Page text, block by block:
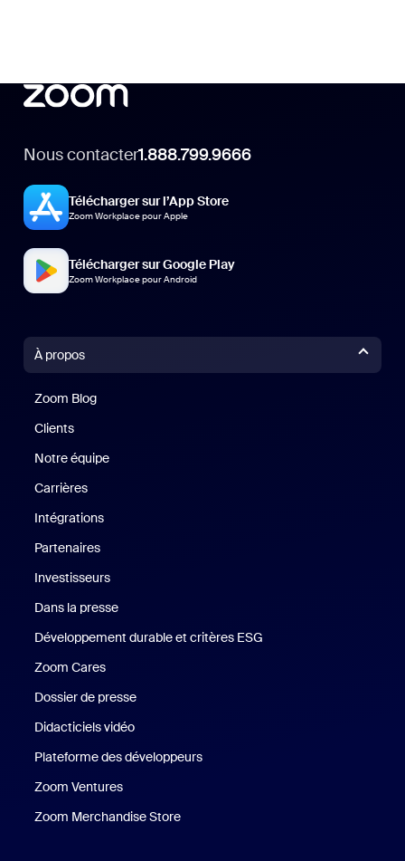
Nous contacter1.888.799.9666
Télécharger sur l’App Store
Zoom Workplace pour Apple
Télécharger sur Google Play
Zoom Workplace pour Android
À propos
Zoom Blog
Clients
Notre équipe
Carrières
Intégrations
Partenaires
Investisseurs
Dans la presse
Développement durable et critères ESG
Zoom Cares
Dossier de presse
Didacticiels vidéo
Plateforme des développeurs
Zoom Ventures
Zoom Merchandise Store